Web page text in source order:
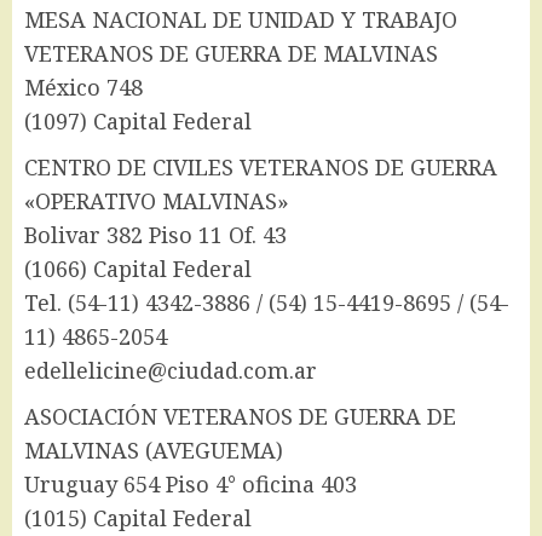
MESA NACIONAL DE UNIDAD Y TRABAJO
VETERANOS DE GUERRA DE MALVINAS
México 748
(1097) Capital Federal
CENTRO DE CIVILES VETERANOS DE GUERRA
«OPERATIVO MALVINAS»
Bolivar 382 Piso 11 Of. 43
(1066) Capital Federal
Tel. (54-11) 4342-3886 / (54) 15-4419-8695 / (54-
11) 4865-2054
edellelicine@ciudad.com.ar
ASOCIACIÓN VETERANOS DE GUERRA DE
MALVINAS (AVEGUEMA)
Uruguay 654 Piso 4° oficina 403
(1015) Capital Federal